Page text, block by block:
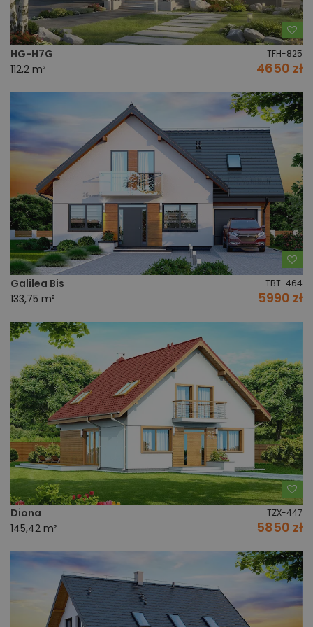
HG-H7G TFH-825
112,2 m² 4650 zł
Galilea Bis TBT-464
133,75 m² 5990 zł
Diona TZX-447
145,42 m² 5850 zł